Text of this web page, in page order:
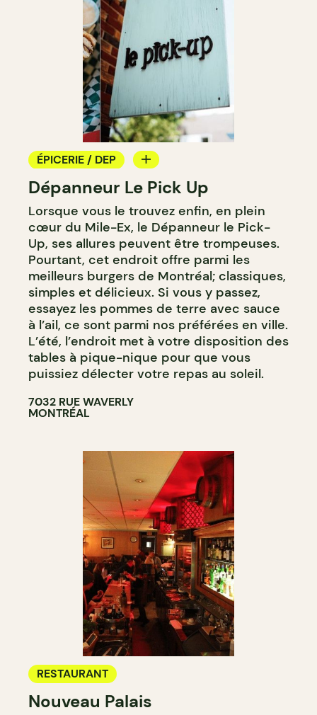
ÉPICERIE / DEP
COMPTOIR
Dépanneur Le Pick Up
Lorsque vous le trouvez enfin, en plein
cœur du Mile-Ex, le Dépanneur le Pick-
Up, ses allures peuvent être trompeuses.
Pourtant, cet endroit offre parmi les
meilleurs burgers de Montréal; classiques,
simples et délicieux. Si vous y passez,
essayez les pommes de terre avec sauce
à l’ail, ce sont parmi nos préférées en ville.
L’été, l’endroit met à votre disposition des
tables à pique-nique pour que vous
puissiez délecter votre repas au soleil.
7032 RUE WAVERLY
MONTRÉAL
RESTAURANT
Nouveau Palais